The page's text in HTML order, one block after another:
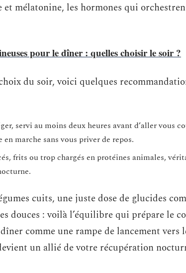
mélatonine, les hormones qui
pour le dîner : quelles choisir le soir ?
du soir, voici quelques
servi au moins deux heures avant d’aller vous
marche sans vous priver de repos.
frits ou trop chargés en protéines animales,
cuits, une juste dose de glucides
douces : voilà l’équilibre qui prépare le
comme une rampe de lancement vers
un allié de votre récupération